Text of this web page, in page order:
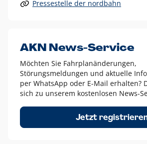
Alle anderen Logo-Varianten dürfen nur
Diese Ausnahmen sind zum Beispiel:
dem AKN Blau,
weißes Logo auf
schwarzes Logo für reine
Um das Logo herum muss ein
Höhe bzw. Breite des N aus AKN in alle
Pressestelle der nordbahn
AKN News-Service
Möchten Sie Fahrplanänderungen,
Störungsmeldungen und aktuelle
per WhatsApp oder E-Mail erhalten?
sich zu unserem kostenlosen News-
Jetzt